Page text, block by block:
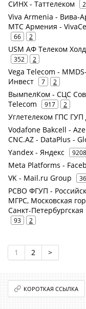
СИНХ - Таттелеком
Viva Armenia - Вива-
МТС Армения -
66 2
USM АФ Телеком
352 2
Vega Telecom -
Инвест
7 2
ВымпелКом - СЦС
Telecom
917 2
Углетелеком ГПС
Vodafone Bakcell -
CNC.AZ - DataPlus -
Yandex - Яндекс 9208
Meta Platforms -
VK - Mail.ru Group
РСВО ФГУП -
МГРС, Московская
Санкт-
93 2
1 2 >
КОРОТКАЯ ССЫЛКА